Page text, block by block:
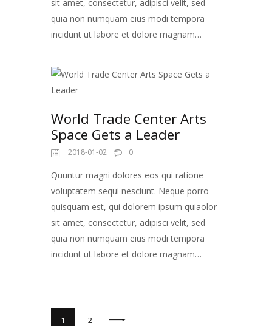
sit amet, consectetur, adipisci velit, sed
quia non numquam eius modi tempora
incidunt ut labore et dolore magnam…
World Trade Center Arts
Space Gets a Leader
2018-01-02 0
Quuntur magni dolores eos qui ratione
voluptatem sequi nesciunt. Neque porro
quisquam est, qui dolorem ipsum quiaolor
sit amet, consectetur, adipisci velit, sed
quia non numquam eius modi tempora
incidunt ut labore et dolore magnam…
1 2